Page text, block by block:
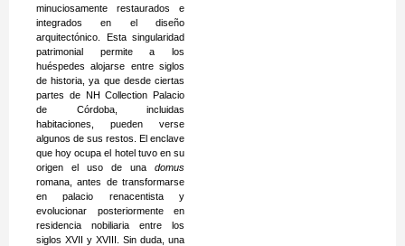
minuciosamente restaurados e
integrados en el diseño
arquitectónico. Esta singularidad
patrimonial permite a los
huéspedes alojarse entre siglos
de historia, ya que desde ciertas
partes de NH Collection Palacio
de Córdoba, incluidas
habitaciones, pueden verse
algunos de sus restos. El enclave
que hoy ocupa el hotel tuvo en su
origen el uso de una domus
romana, antes de transformarse
en palacio renacentista y
evolucionar posteriormente en
residencia nobiliaria entre los
siglos XVII y XVIII. Sin duda, una